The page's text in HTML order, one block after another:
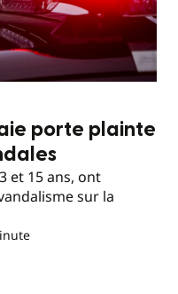
porte plainte
et 15 ans, ont
sur la